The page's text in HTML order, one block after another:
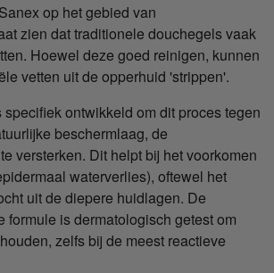
op het gebied van
zien dat traditionele douchegels vaak
Hoewel deze goed reinigen, kunnen
vetten uit de opperhuid 'strippen'.
ontwikkeld om dit proces tegen
beschermlaag, de
versterken. Dit helpt bij het voorkomen
waterverlies), oftewel het
uit de diepere huidlagen. De
formule is dermatologisch getest om
zelfs bij de meest reactieve